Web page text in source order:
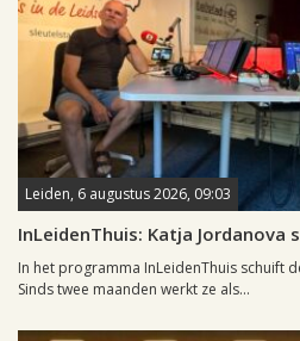
Leiden, 6 augustus 2026, 09:03
InLeidenThuis: Katja Jordanova
In het programma InLeidenThuis schuift
Sinds twee maanden werkt ze als...